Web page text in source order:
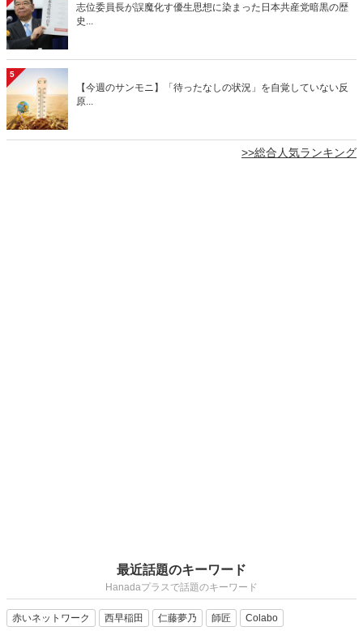
志位委員長が誤魔化す優生思想に染まった日本共産党暗黒の歴
史...
5
【今週のサンモニ】「待ったなしの状況」を自覚していない反
原...
>>総合人気ランキング
最近話題のキーワード
Hanadaプラスで話題のキーワード
赤いネットワーク 西早稲田 仁藤夢乃 師匠 Colabo